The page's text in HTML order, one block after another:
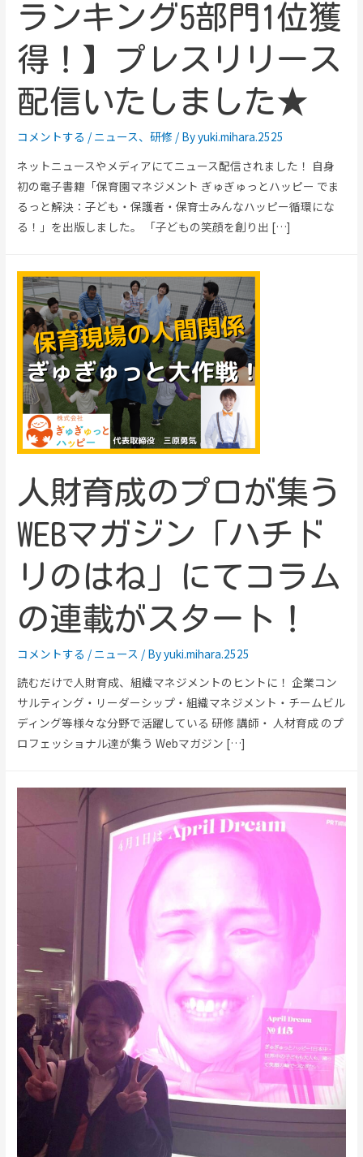
ランキング5部門1位獲
得！】プレスリリース
配信いたしました★
コメントする / ニュース、研修 / Byyuki.mihara.2525
ネットニュースやメディアにてニュース配信されました！ 自身
初の電子書籍「保育園マネジメント ぎゅぎゅっとハッピー でま
るっと解決：子ども・保護者・保育士みんなハッピー循環にな
る！」を出版しました。 「子どもの笑顔を創り出 […]
人財育成のプロが集う
WEBマガジン「ハチド
リのはね」にてコラム
の連載がスタート！
コメントする / ニュース / Byyuki.mihara.2525
読むだけで人財育成、組織マネジメントのヒントに！ 企業コン
サルティング・リーダーシップ・組織マネジメント・チームビル
ディング等様々な分野で活躍している 研修 講師・ 人材育成 のプ
ロフェッショナル達が集う Webマガジン […]